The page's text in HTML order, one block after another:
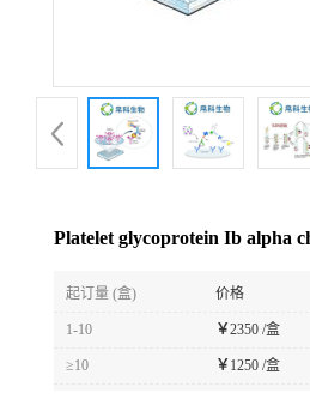
Platelet glycoprotein Ib alpha
起订量 (盒) 价格
1-10 ￥2350 /盒
≥10 ￥ 1250 /盒